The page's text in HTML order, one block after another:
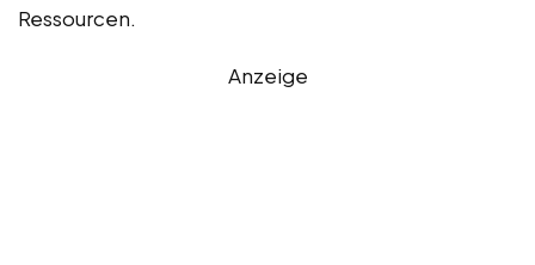
Ressourcen.
Anzeige